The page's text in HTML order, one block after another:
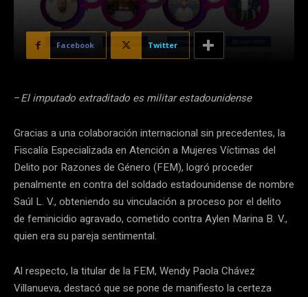
Facebook Twitter
–El imputado extraditado es militar estadounidense
Gracias a una colaboración internacional sin precedentes, la
Fiscalía Especializada en Atención a Mujeres Víctimas del
Delito por Razones de Género (FEM), logró proceder
penalmente en contra del soldado estadounidense de nombre
Saúl L. V., obteniendo su vinculación a proceso por el delito
de feminicidio agravado, cometido contra Aylen Marina B. V.,
quien era su pareja sentimental.
Al respecto, la titular de la FEM, Wendy Paola Chávez
Villanueva, destacó que se pone de manifiesto la certeza